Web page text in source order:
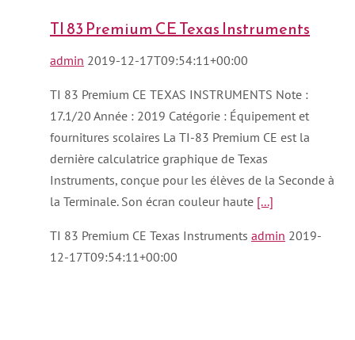
TI 83 Premium CE Texas Instruments
admin 2019-12-17T09:54:11+00:00
TI 83 Premium CE TEXAS INSTRUMENTS Note :
17.1/20 Année : 2019 Catégorie : Équipement et
fournitures scolaires La TI-83 Premium CE est la
dernière calculatrice graphique de Texas
Instruments, conçue pour les élèves de la Seconde à
la Terminale. Son écran couleur haute [...]
TI 83 Premium CE Texas Instruments admin 2019-
12-17T09:54:11+00:00